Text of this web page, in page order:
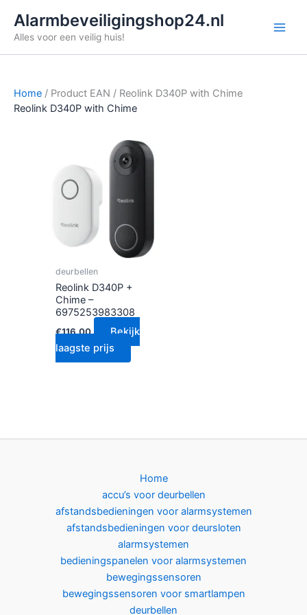
naar
inhoud
Alarmbeveiligingshop24.nl
Alles voor een veilig huis!
Home / Product EAN / Reolink D340P with Chime
Reolink D340P with Chime
deurbellen
Reolink D340P +
Chime –
6975253983308
€116.00
Bekijk
laagste prijs
Home
accu’s voor deurbellen
afstandsbedieningen voor alarmsystemen
afstandsbedieningen voor deursloten
alarmsystemen
bedieningspanelen voor alarmsystemen
bewegingssensoren
bewegingssensoren voor smartlampen
deurbellen